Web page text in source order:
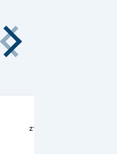
zweryfikowano